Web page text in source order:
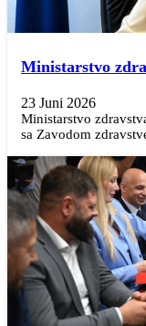
Ministarstvo
23 Juni 2026
Ministarstvo
sa Zavodom